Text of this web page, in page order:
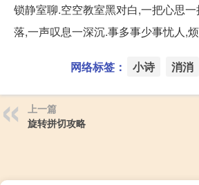
锁静室聊.空空教室黑对白,一把心思
落,一声叹息一深沉.事多事少事忧人,烦
网络标签： 小诗 消消
上一篇
旋转拼切攻略